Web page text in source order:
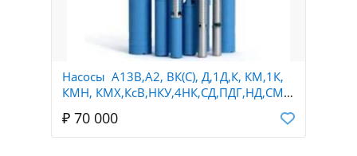
Насосы А13В,А2, ВК(С), Д,1Д,К, КМ,1К,
КМН, КМХ,КсВ,НКУ,4НК,СД,ПДГ,НД,СМ,
₽ 70 000